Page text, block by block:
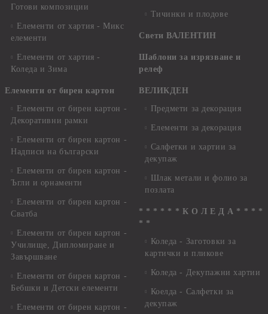
Готови композиции
Елементи от хартия - Микс
елементи
Елементи от хартия -
Коледа и Зима
Елементи от бирен картон
Елементи от бирен картон -
Декоративни рамки
Елементи от бирен картон -
Надписи на български
Елементи от бирен картон -
Ъгли и орнаменти
Елементи от бирен картон -
Сватба
Елементи от бирен картон -
Училище, Дипломиране и
Завършване
Елементи от бирен картон -
Бебшки и Детски елементи
Елементи от бирен картон -
Тичинки и плодове
Свети ВАЛЕНТИН
Шаблони за изрязване и
релеф
ВЕЛИКДЕН
Предмети за декорация
Елементи за декорация
Салфетки и хартии за
декупаж
Шлак метали и фолио за
позлата
* * * * * * К О Л Е Д А * * * *
* *
Коледа - Заготовки за
картички и пликове
Коледа - Декупажни хартии
Коелда - Салфетки за
декупаж